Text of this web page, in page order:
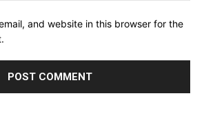
and website in this browser for the